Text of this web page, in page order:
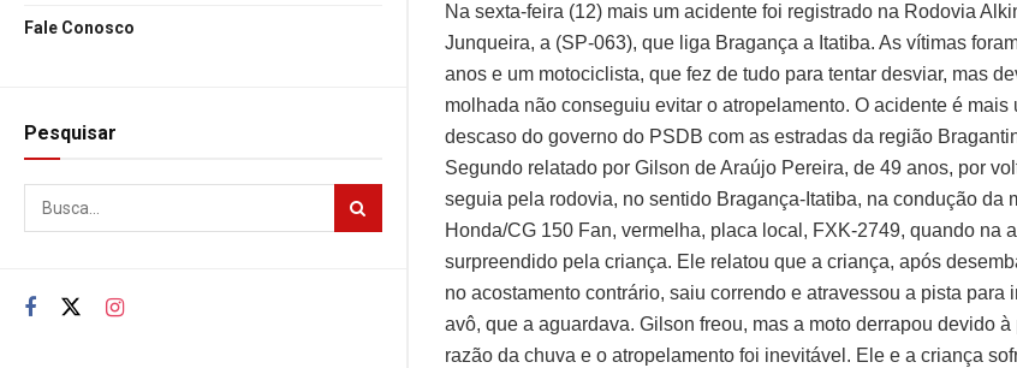
Fale Conosco
Pesquisar
Na sexta-feira (12) mais um acidente foi registrado na Rodovia
Junqueira, a (SP-063), que liga Bragança a Itatiba. As vítimas
anos e um motociclista, que fez de tudo para tentar desviar, mas
molhada não conseguiu evitar o atropelamento. O acidente é mais
descaso do governo do PSDB com as estradas da região
Segundo relatado por Gilson de Araújo Pereira, de 49 anos, por
seguia pela rodovia, no sentido Bragança-Itatiba, na condução da
Honda/CG 150 Fan, vermelha, placa local, FXK-2749, quando na
surpreendido pela criança. Ele relatou que a criança, após
no acostamento contrário, saiu correndo e atravessou a pista para
avô, que a aguardava. Gilson freou, mas a moto derrapou devido
razão da chuva e o atropelamento foi inevitável. Ele e a criança